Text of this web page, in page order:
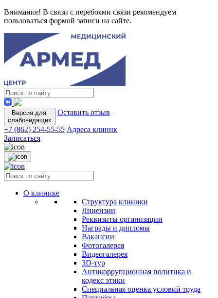
Внимание! В связи с перебоями связи рекомендуем
пользоваться формой записи на сайте.
Версия для
слабовидящих
Оставить отзыв
+7 (862) 254-55-55 Адреса клиник
Записаться
О клинике
Структура клиники
Лицензии
Реквизиты организации
Награды и дипломы
Вакансии
Фотогалерея
Видеогалерея
3D-тур
Антикоррупционная политика и
кодекс этики
Специальная оценка условий труда